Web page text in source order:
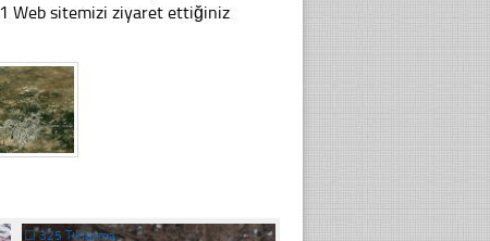
Web sitemizi ziyaret ettiğiniz
☐325 Tıklanma